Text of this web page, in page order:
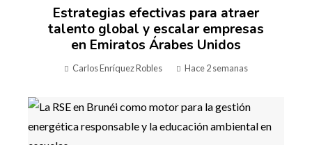
Estrategias efectivas para atraer
talento global y escalar empresas
en Emiratos Árabes Unidos
Carlos Enríquez Robles Hace 2 semanas